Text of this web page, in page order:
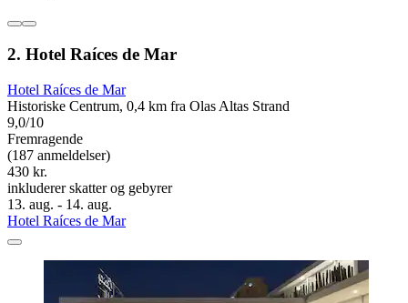
2. Hotel Raíces de Mar
Hotel Raíces de Mar
Historiske Centrum, 0,4 km fra Olas Altas Strand
9,0/10
Fremragende
(187 anmeldelser)
430 kr.
inkluderer skatter og gebyrer
13. aug. - 14. aug.
Hotel Raíces de Mar